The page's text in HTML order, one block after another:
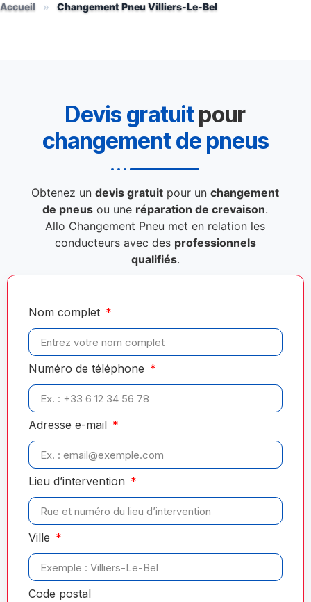
Accueil » Changement Pneu Villiers-Le-Bel
Devis gratuitpour
changement de pneus
Obtenez undevis gratuit pour unchangement
de pneus ou une réparation de crevaison.
Allo Changement Pneu met en relation les
conducteurs avec des professionnels
qualifiés.
Nom complet
Numéro de téléphone
Adresse e-mail
Lieu d’intervention
Ville
Code postal